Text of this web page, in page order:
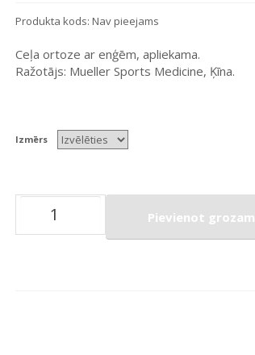
Produkta kods: Nav pieejams
Ceļa ortoze ar enģēm, apliekama.
Ražotājs: Mueller Sports Medicine, Ķīna.
Izmērs
Pievienot grozam